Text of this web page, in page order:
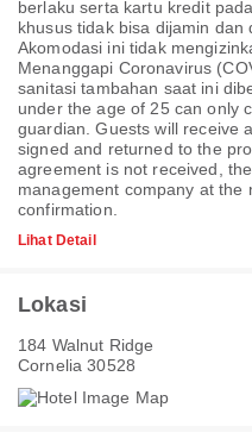
berlaku serta kartu kredit
khusus tidak bisa dijamin dan
Akomodasi ini tidak
Menanggapi Coronavirus
sanitasi tambahan saat ini
under the age of 25 can only
guardian. Guests will receive
signed and returned to the
agreement is not received,
management company at the
confirmation.
Lihat Detail
Lokasi
184 Walnut Ridge
Cornelia 30528